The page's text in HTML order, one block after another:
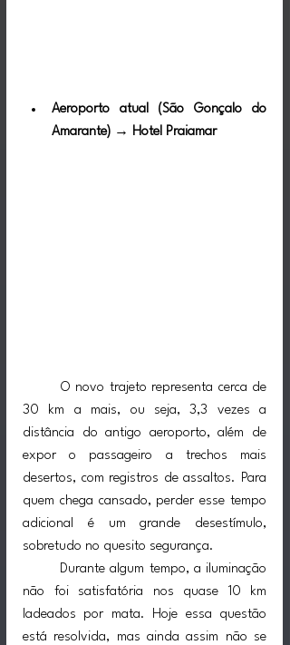
Aeroporto atual (São Gonçalo do
Amarante) → Hotel Praiamar
30 km a mais, ou seja, 3,3 vezes a
distância do antigo aeroporto, além de
expor o passageiro a trechos mais
desertos, com registros de assaltos. Para
quem chega cansado, perder esse tempo
adicional é um grande desestímulo,
sobretudo no quesito segurança.
não foi satisfatória nos quase 10 km
ladeados por mata. Hoje essa questão
está resolvida, mas ainda assim não se